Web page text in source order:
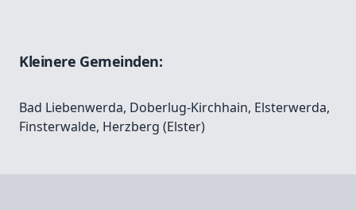
Kleinere Gemeinden:
Bad Liebenwerda, Doberlug-Kirchhain, Elsterwerda,
Finsterwalde, Herzberg (Elster)